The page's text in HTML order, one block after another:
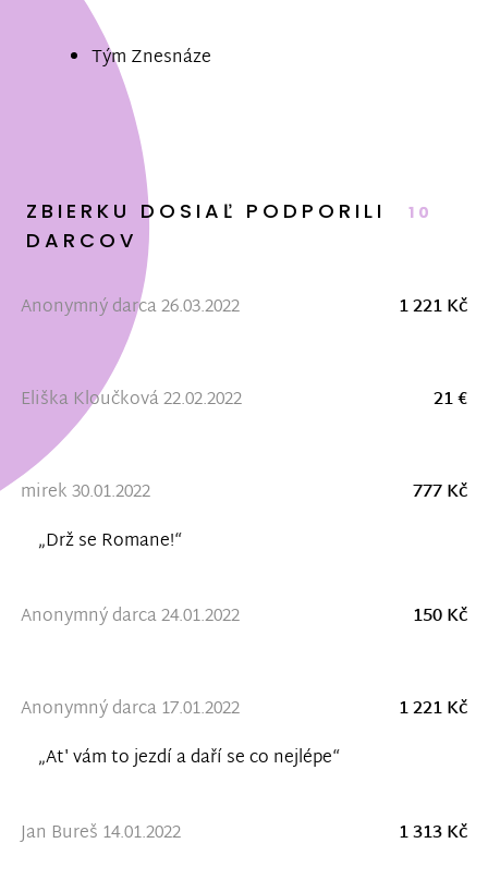
Tým Znesnáze
ZBIERKU DOSIAĽ PODPORILI 10
DARCOV
Anonymný darca 26.03.2022 1 221 Kč
Eliška Kloučková 22.02.2022 21 €
mirek 30.01.2022
777 Kč
„Drž se Romane!“
Anonymný darca 24.01.2022 150 Kč
Anonymný darca 17.01.2022
1 221 Kč
„At' vám to jezdí a daří se co nejlépe“
Jan Bureš 14.01.2022 1 313 Kč